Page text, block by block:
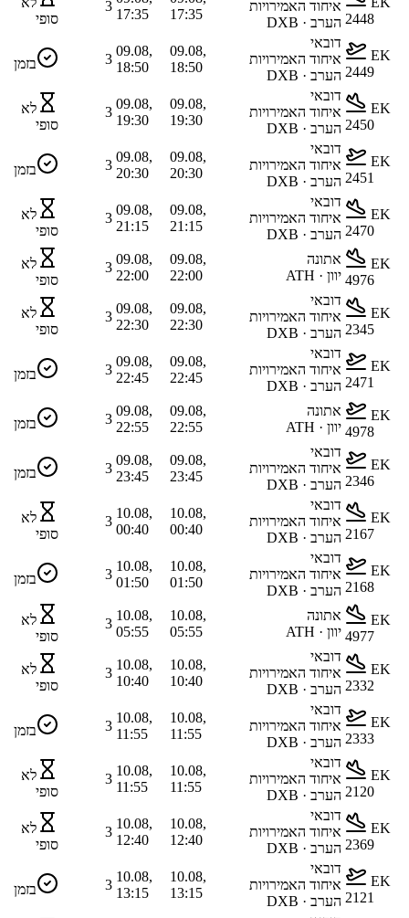
2448
איחוד האמירויות
הערב · DXB
17:35
17:35
3
סופי
EK
2449
דובאי
איחוד האמירויות
הערב · DXB
09.08,
18:50
09.08,
18:50
3 בזמן
EK
2450
דובאי
איחוד האמירויות
הערב · DXB
09.08,
19:30
09.08,
19:30
3
לא
סופי
EK
2451
דובאי
איחוד האמירויות
הערב · DXB
09.08,
20:30
09.08,
20:30
3 בזמן
EK
2470
דובאי
איחוד האמירויות
הערב · DXB
09.08,
21:15
09.08,
21:15
3
לא
סופי
EK
4976
אתונה
יוון · ATH
09.08,
22:00
09.08,
22:00
3
לא
סופי
EK
2345
דובאי
איחוד האמירויות
הערב · DXB
09.08,
22:30
09.08,
22:30
3
לא
סופי
EK
2471
דובאי
איחוד האמירויות
הערב · DXB
09.08,
22:45
09.08,
22:45
3 בזמן
EK
4978
אתונה
יוון · ATH
09.08,
22:55
09.08,
22:55
3 בזמן
EK
2346
דובאי
איחוד האמירויות
הערב · DXB
09.08,
23:45
09.08,
23:45
3 בזמן
EK
2167
דובאי
איחוד האמירויות
הערב · DXB
10.08,
00:40
10.08,
00:40
3
לא
סופי
EK
2168
דובאי
איחוד האמירויות
הערב · DXB
10.08,
01:50
10.08,
01:50
3 בזמן
EK
4977
אתונה
יוון · ATH
10.08,
05:55
10.08,
05:55
3
לא
סופי
EK
2332
דובאי
איחוד האמירויות
הערב · DXB
10.08,
10:40
10.08,
10:40
3
לא
סופי
EK
2333
דובאי
איחוד האמירויות
הערב · DXB
10.08,
11:55
10.08,
11:55
3 בזמן
EK
2120
דובאי
איחוד האמירויות
הערב · DXB
10.08,
11:55
10.08,
11:55
3
לא
סופי
EK
2369
דובאי
איחוד האמירויות
הערב · DXB
10.08,
12:40
10.08,
12:40
3
לא
סופי
EK
2121
דובאי
איחוד האמירויות
הערב · DXB
10.08,
13:15
10.08,
13:15
3 בזמן